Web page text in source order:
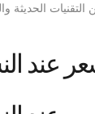
التقنيات الحديثة
عند